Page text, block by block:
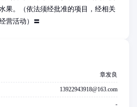
果。（依法须经批准的项目，经相关
营活动）〓
章发良
13922943918@163.com
-